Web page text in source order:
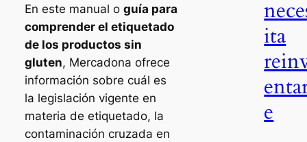
En este manual o guía para
comprender el etiquetado
de los productos sin
gluten, Mercadona ofrece
información sobre cuál es
la legislación vigente en
materia de etiquetado, la
contaminación cruzada en
ita
e